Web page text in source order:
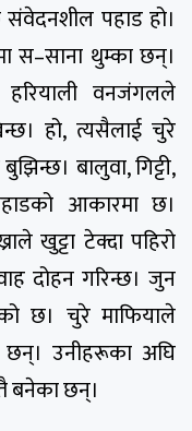
पहाड हो।
स–साना थुम्का छन्।
हरियाली वनजंगलले
हो, त्यसैलाई चुरे
बालुवा, गिट्टी,
आकारमा छ।
खुट्टा टेक्दा पहिरो
दोहन गरिन्छ। जुन
छ। चुरे माफियाले
छन्। उनीहरूका अघि
बनेका छन्।